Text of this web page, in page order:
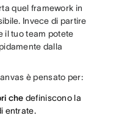
quel framework in
Invece di partire
il tuo team potete
dalla
è pensato per:
che definiscono la
entrate.